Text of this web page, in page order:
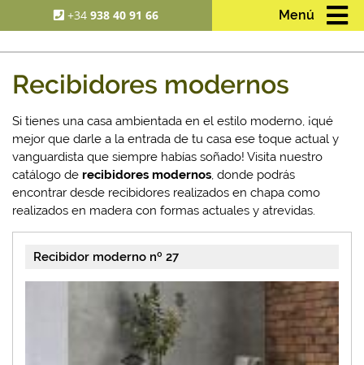
+34938 40 91 66 Menú
Recibidores modernos
Si tienes una casa ambientada en el estilo moderno, ¡qué
mejor que darle a la entrada de tu casa ese toque actual y
vanguardista que siempre habías soñado! Visita nuestro
catálogo de recibidores modernos , donde podrás
encontrar desde recibidores realizados en chapa como
realizados en madera con formas actuales y atrevidas.
Recibidor moderno nº 27